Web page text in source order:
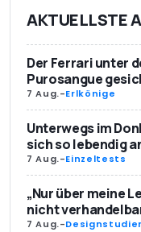
AKTUELLSTE
Der Ferrari unter
Purosangue
7 Aug.-Erlkönige
Unterwegs im
sich so lebendig
7 Aug.-Einzeltests
„Nur über meine
nicht
7 Aug.-